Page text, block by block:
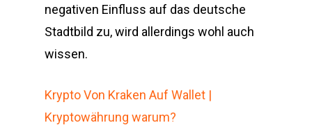
negativen Einfluss auf das deutsche
Stadtbild zu, wird allerdings wohl auch
wissen.
Krypto Von Kraken Auf Wallet |
Kryptowährung warum?